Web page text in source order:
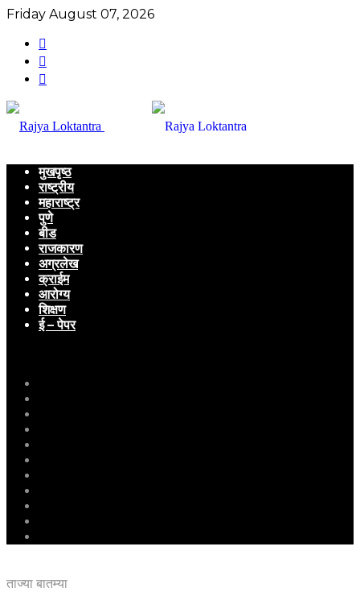
Friday August 07, 2026
मुखपृष्ठ
राष्ट्रीय
महाराष्ट्र
पुणे
बीड
राजकारण
अग्रलेख
क्राईम
आरोग्य
शिक्षण
ई – पेपर
ताज्या बातम्या